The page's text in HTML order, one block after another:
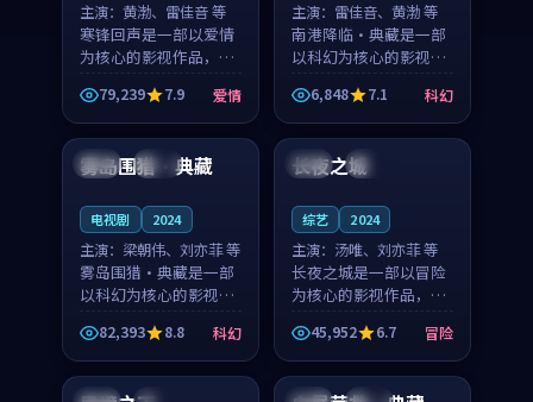
主演： 黄渤、雷佳音 等
寒锋回声是一部以爱情
为核心的影视作品，围
绕危机、反转与人物成
长展开，整体节奏紧
凑，值得推荐观看。
79,239 7.9 爱情
主演： 雷佳音、黄渤 等
南港降临·典藏是一部
以科幻为核心的影视作
品，围绕危机、反转与
人物成长展开，整体节
奏紧凑，值得推荐观
看。
6,848 7.1 科幻
美国 热播
雾岛围猎·典藏
电视剧 2024
主演： 梁朝伟、刘亦菲 等
雾岛围猎·典藏是一部
以科幻为核心的影视作
品，围绕危机、反转与
人物成长展开，整体节
奏紧凑，值得推荐观
看。
82,393 8.8 科幻
泰国 院线
长夜之城
综艺 2024
主演： 汤唯、刘亦菲 等
长夜之城是一部以冒险
为核心的影视作品，围
绕危机、反转与人物成
长展开，整体节奏紧
凑，值得推荐观看。
45,952 6.7 冒险